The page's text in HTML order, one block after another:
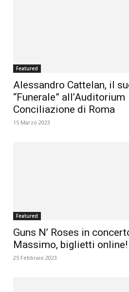
Featured
Alessandro Cattelan, il
“Funerale” all’Auditorium
Conciliazione di Roma
15 Marzo 2023
Featured
Guns N’ Roses in
Massimo, biglietti online!
25 Febbraio 2023